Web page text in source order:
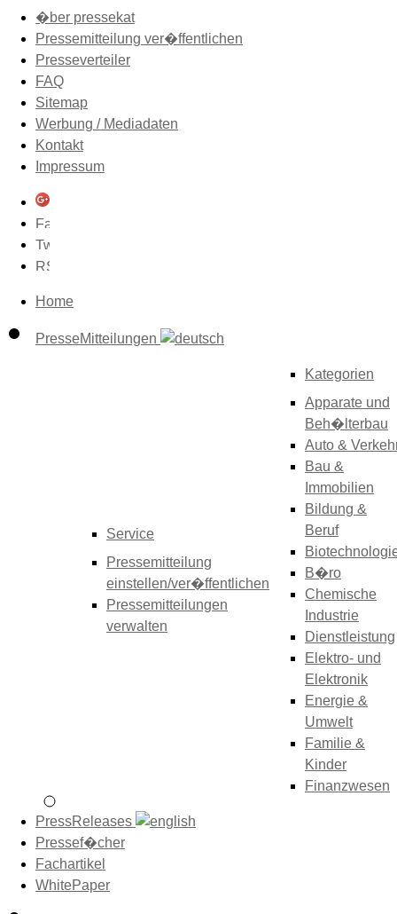
�ber pressekat
Pressemitteilung ver�ffentlichen
Presseverteiler
FAQ
Sitemap
Werbung / Mediadaten
Kontakt
Impressum
Home
PresseMitteilungen
Service
Pressemitteilung
einstellen/ver�ffentlichen
Pressemitteilungen
verwalten
Kategorien
Apparate und
Beh�lterbau
Auto &
Bau &
Immobilien
Bildung &
Beruf
B�ro
Chemische
Industrie
Dienstleistung
Elektro- und
Elektronik
Energie &
Umwelt
Familie &
Kinder
Finanzwesen
PressReleases
Pressef�cher
Fachartikel
WhitePaper